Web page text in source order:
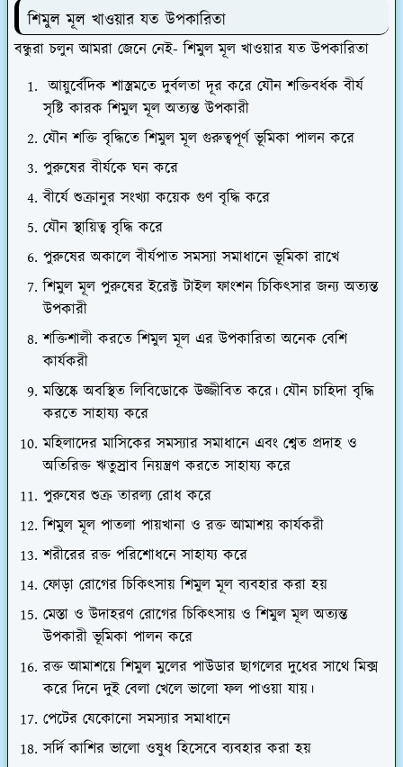
শিমুল মূল খাওয়ার যত উপকারিতা
বন্ধুরা চলুন আমরা জেনে নেই- শিমুল মূল খাওয়ার যত উপকারিতা
আয়ুর্বেদিক শাস্ত্রমতে দুর্বলতা দূর করে যৌন শক্তিবর্ধক বীর্য
সৃষ্টি কারক শিমুল মূল অত্যন্ত উপকারী
যৌন শক্তি বৃদ্ধিতে শিমুল মূল গুরুত্বপূর্ণ ভূমিকা পালন করে
পুরুষের বীর্যকে ঘন করে
বীর্যে শুক্রানুর সংখ্যা কয়েক গুণ বৃদ্ধি করে
যৌন স্থায়িত্ব বৃদ্ধি করে
পুরুষের অকালে বীর্যপাত সমস্যা সমাধানে ভূমিকা রাখে
শিমুল মূল পুরুষের ইরেক্ট টাইল ফাংশন চিকিৎসার জন্য অত্যন্ত
উপকারী
শক্তিশালী করতে শিমুল মূল এর উপকারিতা অনেক বেশি
কার্যকরী
মস্তিষ্কে অবস্থিত লিবিডোকে উজ্জীবিত করে। যৌন চাহিদা বৃদ্ধি
করতে সাহায্য করে
মহিলাদের মাসিকের সমস্যার সমাধানে এবং শ্বেত প্রদাহ ও
অতিরিক্ত ঋতুস্রাব নিয়ন্ত্রণ করতে সাহায্য করে
পুরুষের শুক্র তারল্য রোধ করে
শিমুল মূল পাতলা পায়খানা ও রক্ত আমাশয় কার্যকরী
শরীরের রক্ত পরিশোধনে সাহায্য করে
ফোড়া রোগের চিকিৎসায় শিমুল মূল ব্যবহার করা হয়
মেস্তা ও উদাহরণ রোগের চিকিৎসায় ও শিমুল মূল অত্যন্ত
উপকারী ভূমিকা পালন করে
রক্ত আমাশয়ে শিমুল মুলের পাউডার ছাগলের দুধের সাথে মিক্স
করে দিনে দুই বেলা খেলে ভালো ফল পাওয়া যায়।
পেটের যেকোনো সমস্যার সমাধানে
সর্দি কাশির ভালো ওষুধ হিসেবে ব্যবহার করা হয়